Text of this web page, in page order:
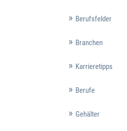
Berufsfelder
Branchen
Karrieretipps
Berufe
Gehälter